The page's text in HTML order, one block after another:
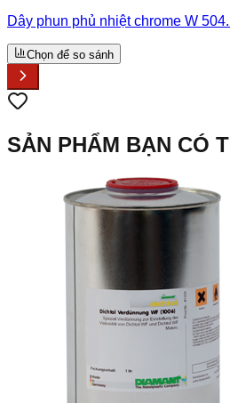
Dây phun phủ nhiệt chrome W
Chọn để so sánh
SẢN PHẨM BẠN CÓ